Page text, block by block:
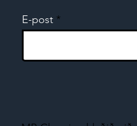
E-post